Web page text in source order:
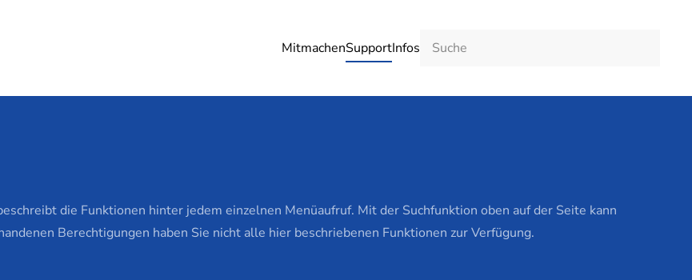
MitmachenSupportInfos
die Funktionen hinter jedem einzelnen Menüaufruf. Mit der Suchfunktion oben auf der Seite kann
Berechtigungen haben Sie nicht alle hier beschriebenen Funktionen zur Verfügung.